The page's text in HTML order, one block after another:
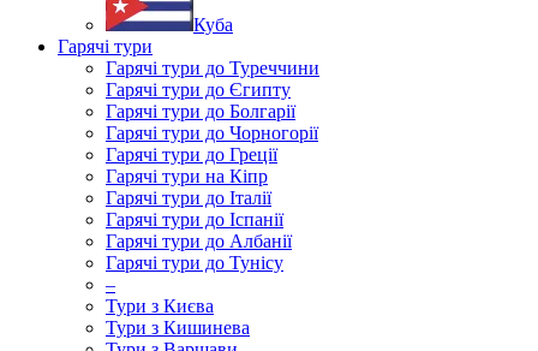
Куба
Гарячі тури
Гарячі тури до Туреччини
Гарячі тури до Єгипту
Гарячі тури до Болгарії
Гарячі тури до Чорногорії
Гарячі тури до Греції
Гарячі тури на Кіпр
Гарячі тури до Італії
Гарячі тури до Іспанії
Гарячі тури до Албанії
Гарячі тури до Тунісу
–
Тури з Києва
Тури з Кишинева